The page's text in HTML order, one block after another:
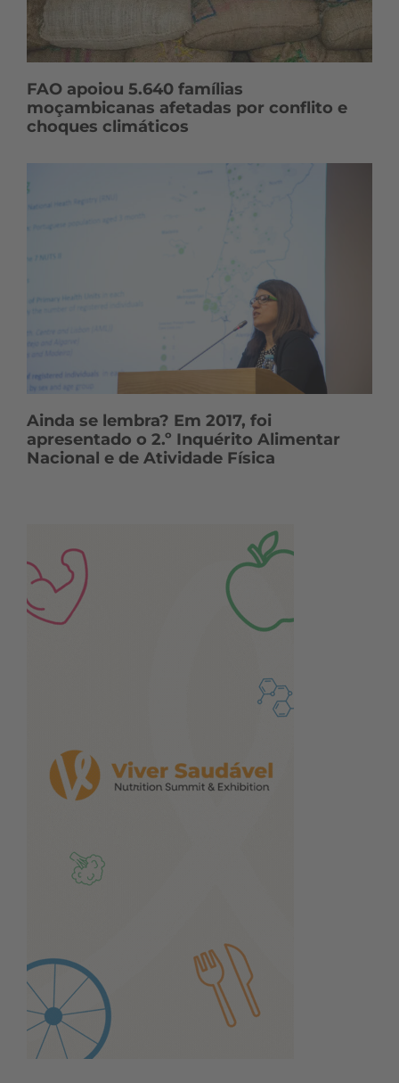
FAO apoiou 5.640 famílias
moçambicanas afetadas por conflito e
choques climáticos
Ainda se lembra? Em 2017, foi
apresentado o 2.º Inquérito Alimentar
Nacional e de Atividade Física